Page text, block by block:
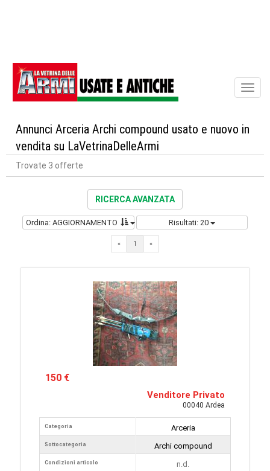
Annunci Arceria Archi compound usato e nuovo in
vendita su LaVetrinaDelleArmi
Trovate 3 offerte
RICERCA AVANZATA
Ordina: AGGIORNAMENTO Risultati: 20
« 1 «
150 €
Venditore Privato
00040 Ardea
Categoria
Sottocategoria
Condizioni articolo
Arceria
Archi compound
n.d.